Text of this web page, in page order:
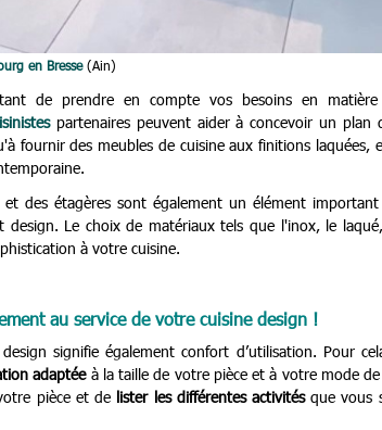
en Bresse (Ain)
de prendre en compte vos besoins en
partenaires peuvent aider à concevoir un plan
fournir des meubles de cuisine aux finitions
et des étagères sont également un élément
design. Le choix de matériaux tels que l'inox, le
à votre cuisine.
au service de votre cuisine design !
signifie également confort d’utilisation. Pour
adaptéeà la taille de votre pièce et à votre mode
pièce et de lister les différentes activitésque vous